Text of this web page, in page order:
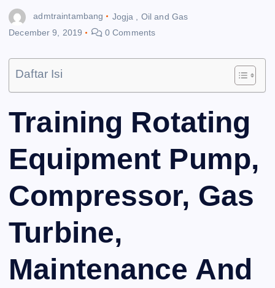
admtraintambang Jogja
Oil and Gas
December 9, 2019
0 Comments
Daftar Isi
Training Rotating
Equipment Pump,
Compressor, Gas
Turbine,
Maintenance And